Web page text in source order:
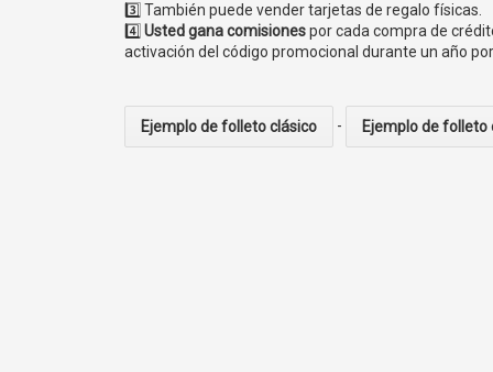
3️⃣ También puede vender tarjetas de regalo físicas.
4️⃣ Usted gana comisionespor cada compra de
activación del código promocional durante un año
Ejemplo de folleto clásico - Ejemplo de folleto